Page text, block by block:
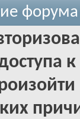
форума